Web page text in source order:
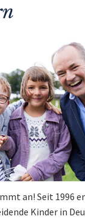
an! Seit 1996
Kinder in